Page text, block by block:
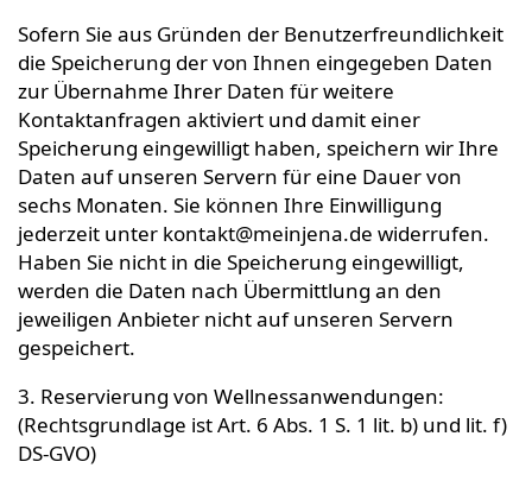
Sofern Sie aus Gründen der Benutzerfreundlichkeit
die Speicherung der von Ihnen eingegeben Daten
zur Übernahme Ihrer Daten für weitere
Kontaktanfragen aktiviert und damit einer
Speicherung eingewilligt haben, speichern wir Ihre
Daten auf unseren Servern für eine Dauer von
sechs Monaten. Sie können Ihre Einwilligung
jederzeit unter kontakt@meinjena.de widerrufen.
Haben Sie nicht in die Speicherung eingewilligt,
werden die Daten nach Übermittlung an den
jeweiligen Anbieter nicht auf unseren Servern
gespeichert.
3. Reservierung von Wellnessanwendungen:
(Rechtsgrundlage ist Art. 6 Abs. 1 S. 1 lit. b) und lit. f)
DS-GVO)